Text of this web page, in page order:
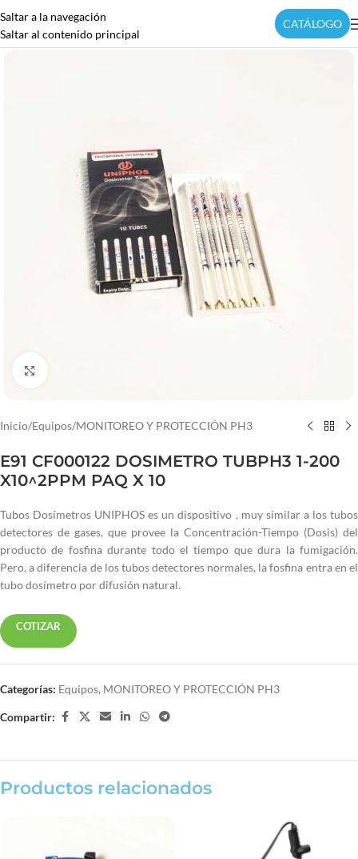
Saltar a la navegación
Saltar al contenido principal
CATÁLOGO
Inicio/Equipos/MONITOREO Y PROTECCIÓN PH3
E91 CF000122 DOSIMETRO TUBPH3 1-200
X10^2PPM PAQ X 10
Tubos Dosímetros UNIPHOS es un dispositivo , muy similar a los tubos
detectores de gases, que provee la Concentración-Tiempo (Dosis) del
producto de fosfina durante todo el tiempo que dura la fumigación.
Pero, a diferencia de los tubos detectores normales, la fosfina entra en el
tubo dosímetro por difusión natural.
COTIZAR
Categorías: Equipos, MONITOREO Y PROTECCIÓN PH3
Compartir:
Productos relacionados